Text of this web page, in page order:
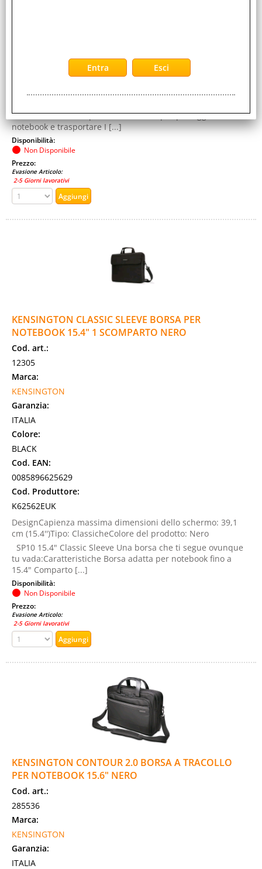
Presentazione prodottoColore primarioNeroColore
secondarioGrigioCategoriaBorsaAdatta perNotebook da
borsa che ha tutto quello che ti serve per proteggere il tuo
notebook e trasportare I [...]
Disponibilità:
Non Disponibile
Prezzo:
Evasione Articolo:
2-5 Giorni lavorativi
KENSINGTON CLASSIC SLEEVE BORSA PER
NOTEBOOK 15.4" 1 SCOMPARTO NERO
Cod. art.:
12305
Marca:
KENSINGTON
Garanzia:
ITALIA
Colore:
BLACK
Cod. EAN:
0085896625629
Cod. Produttore:
K62562EUK
DesignCapienza massima dimensioni dello schermo: 39,1
cm (15.4'')Tipo: ClassicheColore del prodotto: Nero
SP10 15.4" Classic Sleeve Una borsa che ti segue ovunque
tu vada:Caratteristiche Borsa adatta per notebook fino a
15.4" Comparto [...]
Disponibilità:
Non Disponibile
Prezzo:
Evasione Articolo:
2-5 Giorni lavorativi
KENSINGTON CONTOUR 2.0 BORSA A TRACOLLO
PER NOTEBOOK 15.6" NERO
Cod. art.:
285536
Marca:
KENSINGTON
Garanzia:
ITALIA